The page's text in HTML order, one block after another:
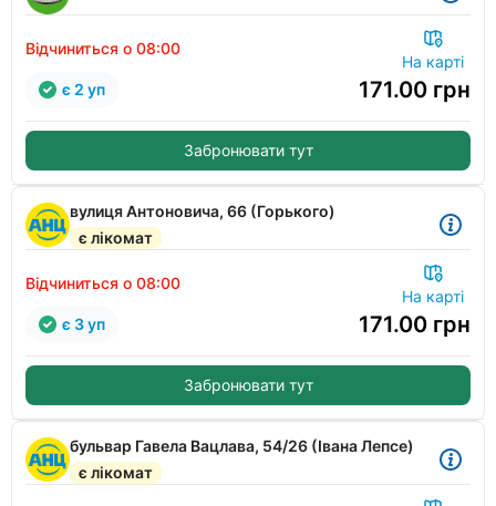
Відчиниться о 08:00
На карті
171.00 грн
є 2 уп
Забронювати тут
вулиця Антоновича, 66 (Горького)
є лікомат
Відчиниться о 08:00
На карті
171.00 грн
є 3 уп
Забронювати тут
бульвар Гавела Вацлава, 54/26 (Івана Лепсе)
є лікомат